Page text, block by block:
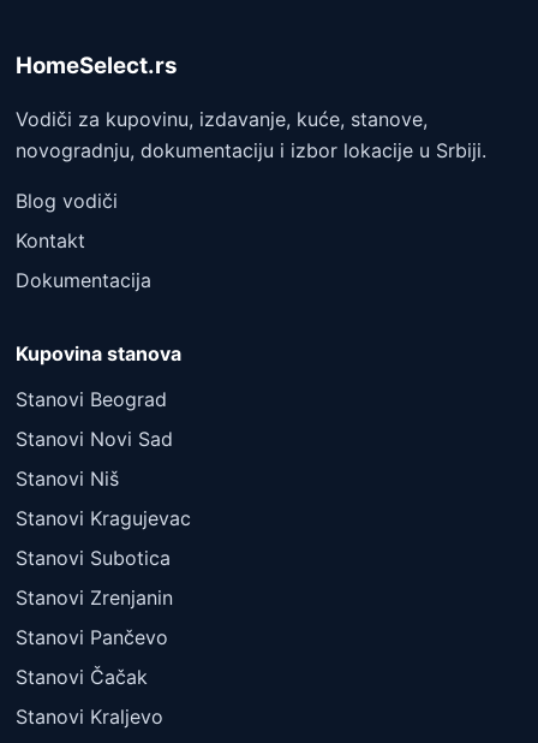
HomeSelect.rs
Vodiči za kupovinu, izdavanje, kuće, stanove,
novogradnju, dokumentaciju i izbor lokacije u Srbiji.
Blog vodiči
Kontakt
Dokumentacija
Kupovina stanova
Stanovi Beograd
Stanovi Novi Sad
Stanovi Niš
Stanovi Kragujevac
Stanovi Subotica
Stanovi Zrenjanin
Stanovi Pančevo
Stanovi Čačak
Stanovi Kraljevo